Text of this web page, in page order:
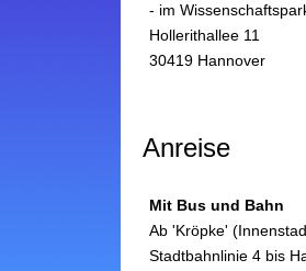
- im
Hollerithallee 11
30419 Hannover
Anreise
Mit Bus und Bahn
Ab 'Kröpke'
Stadtbahnlinie 4 bis